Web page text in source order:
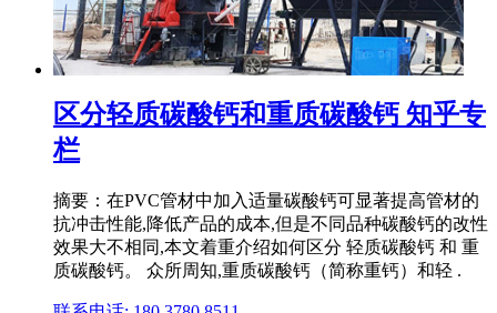
区分轻质碳酸钙和重质碳酸钙 知乎专
栏
摘要：在PVC管材中加入适量碳酸钙可显著提高管材的
抗冲击性能,降低产品的成本,但是不同品种碳酸钙的改性
效果大不相同,本文着重介绍如何区分 轻质碳酸钙 和 重
质碳酸钙。 众所周知,重质碳酸钙（简称重钙）和轻 .